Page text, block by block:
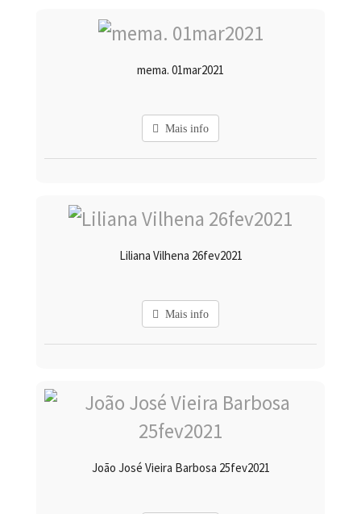
mema. 01mar2021
Mais info
Liliana Vilhena 26fev2021
Mais info
João José Vieira Barbosa 25fev2021